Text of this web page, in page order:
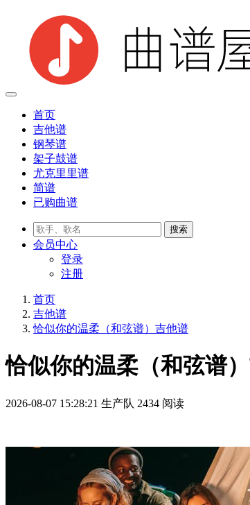
首页
吉他谱
钢琴谱
架子鼓谱
尤克里里谱
简谱
已购曲谱
会员中心
登录
注册
首页
吉他谱
恰似你的温柔（和弦谱）吉他谱
恰似你的温柔（和弦谱
2026-08-07 15:28:21 生产队 2434 阅读